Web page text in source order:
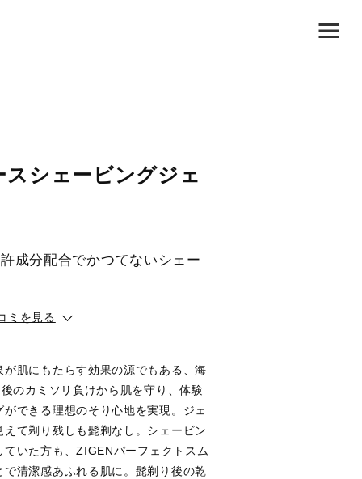
シェービングジェ
成分配合でかつてないシェー
ミを見る
肌にもたらす効果の源でもある、海
のカミソリ負けから肌を守り、体験
できる理想のそり心地を実現。ジェ
て剃り残しも髭剃なし。シェービン
いた方も、ZIGENパーフェクトスム
清潔感あふれる肌に。髭剃り後の乾